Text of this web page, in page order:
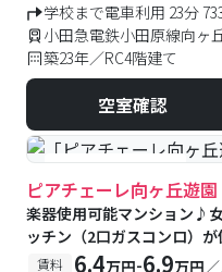
学校まで電車利用 23分
小田急電鉄小田原線向ヶ
築23年／RC4階建て
空室確認
#女性専用フロアあり
ピアチェーレ向ヶ丘遊園
楽器使用可能マンション♪
ッチン（2口ガスコンロ）
賃料 6.4万円-6.9万円